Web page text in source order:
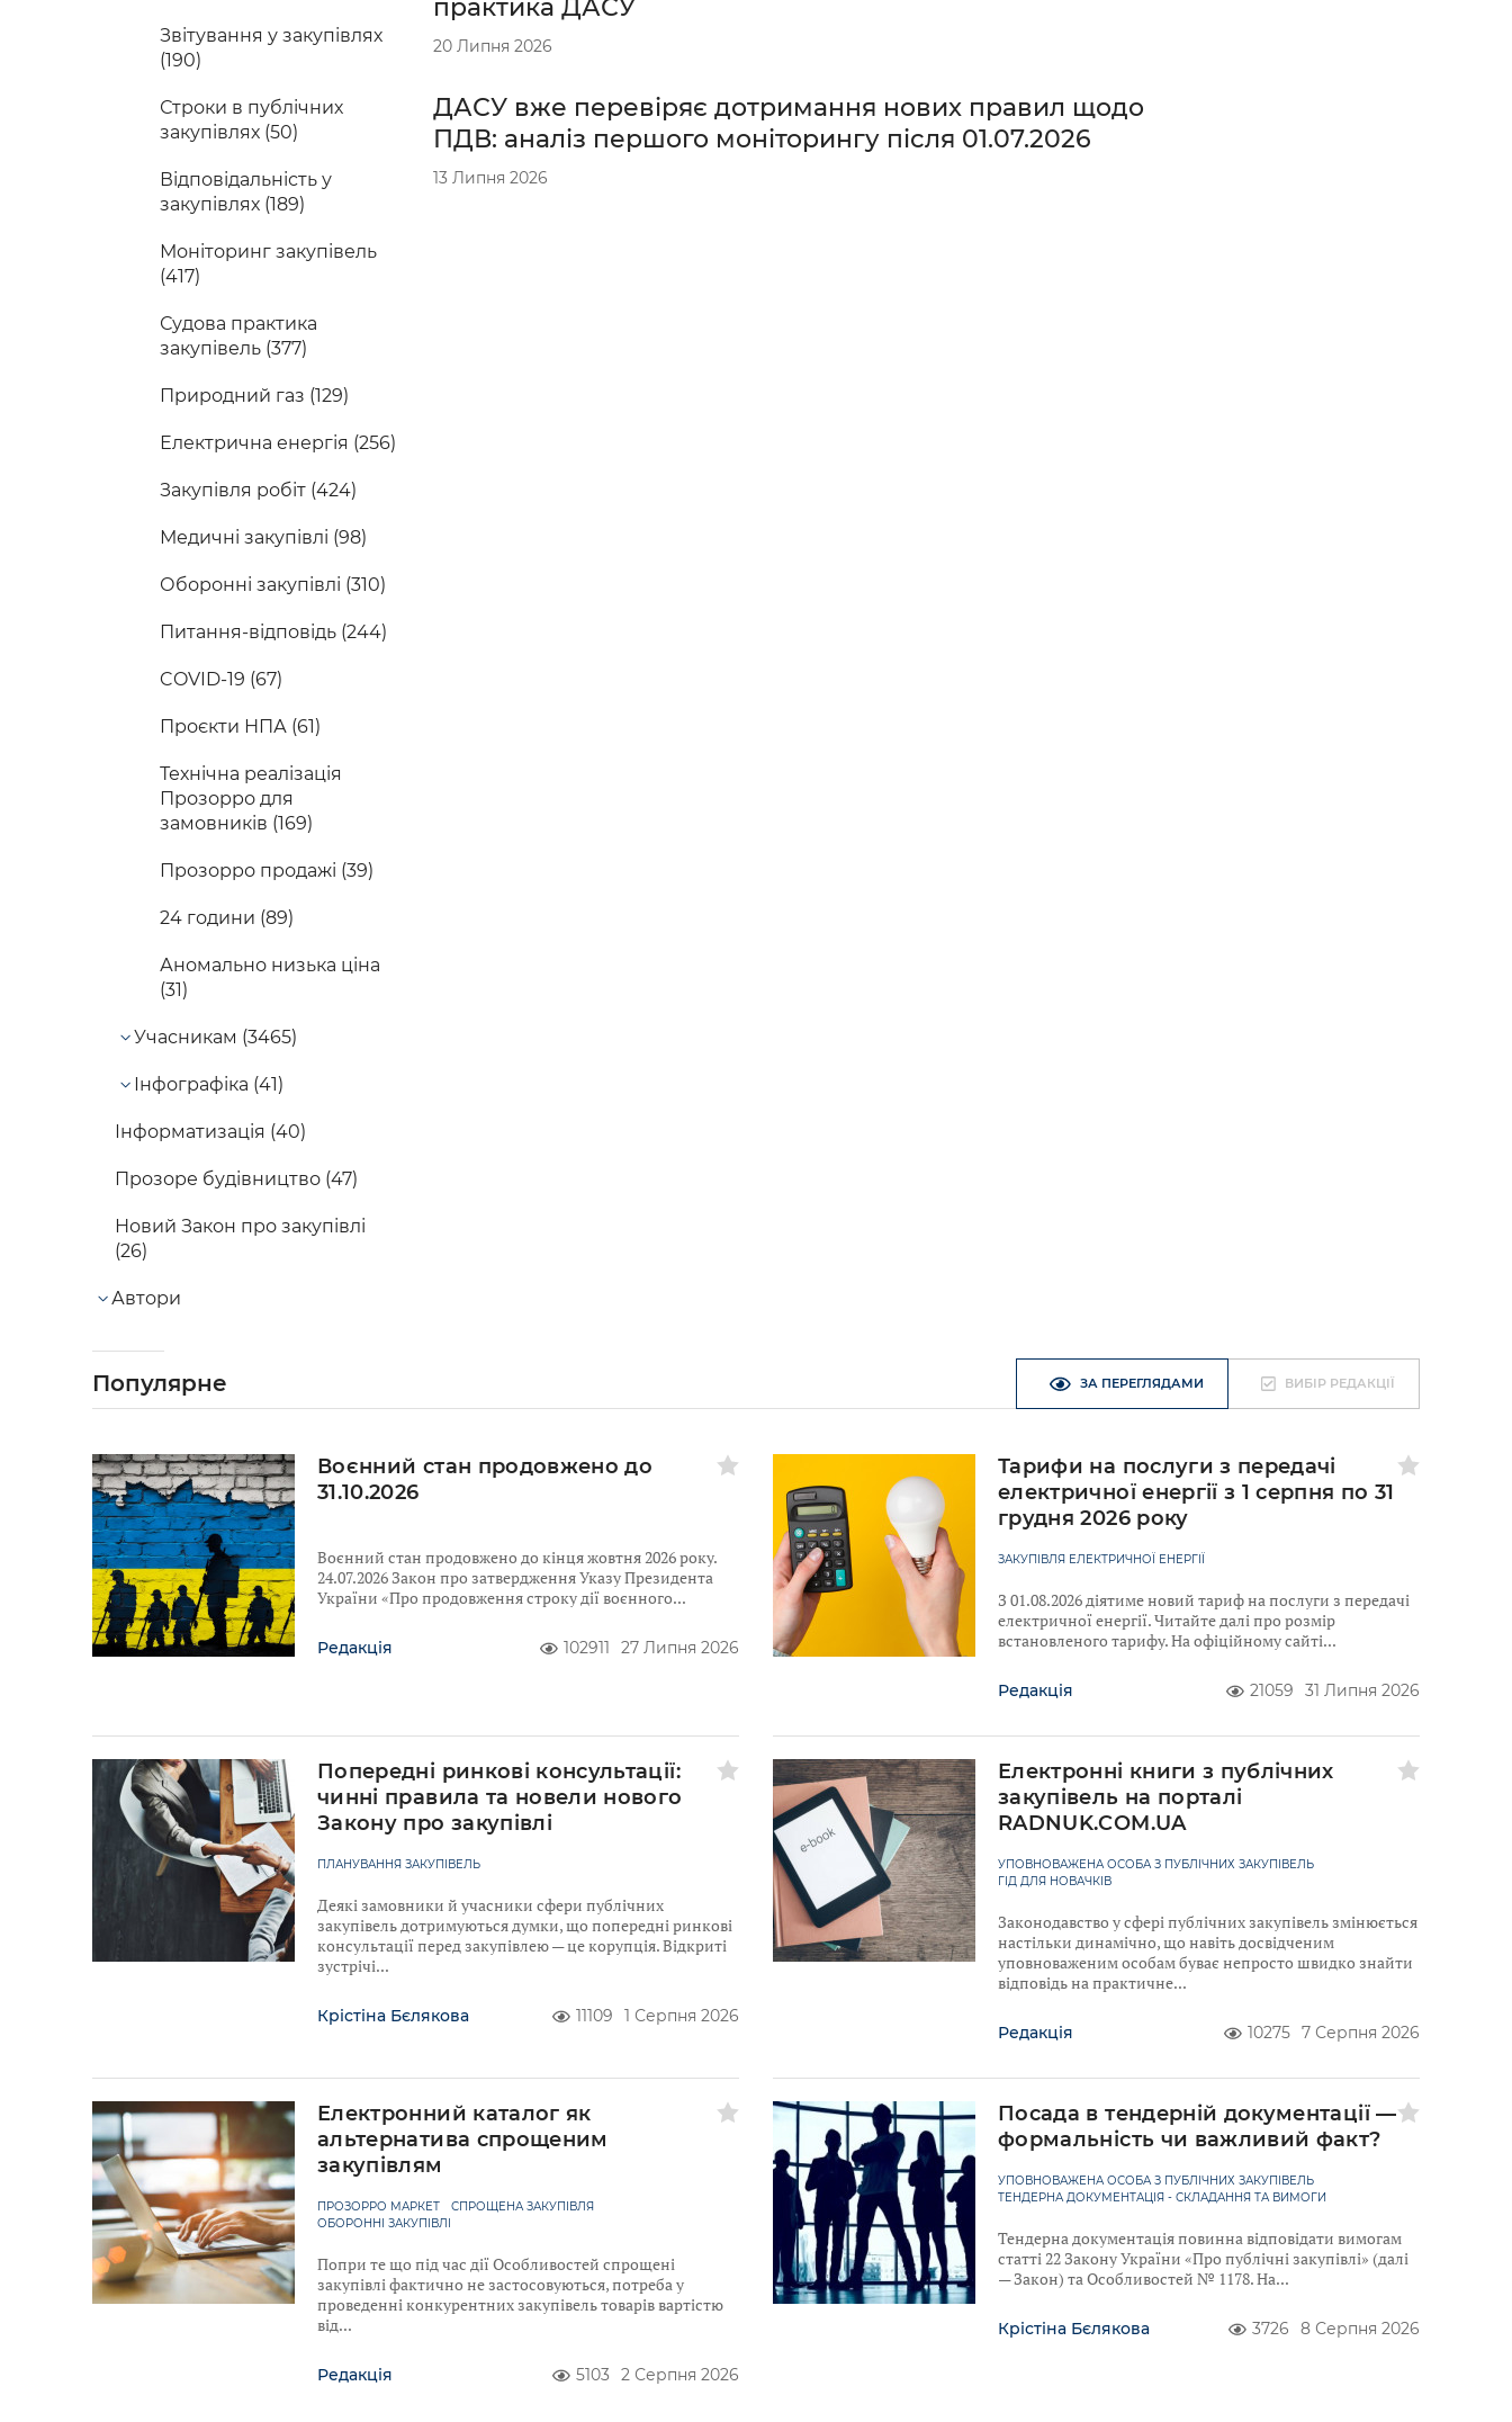
Звітування у закупівлях
(190)
Строки в публічних
закупівлях (50)
Відповідальність у
закупівлях (189)
Моніторинг закупівель
(417)
Судова практика
закупівель (377)
Природний газ (129)
Електрична енергія (256)
Закупівля робіт (424)
Медичні закупівлі (98)
Оборонні закупівлі (310)
Питання-відповідь (244)
COVID-19 (67)
Проєкти НПА (61)
Технічна реалізація
Прозорро для
замовників (169)
Прозорро продажі (39)
24 години (89)
Аномально низька ціна
(31)
Учасникам (3465)
Інфографіка (41)
Інформатизація (40)
Прозоре будівництво (47)
Новий Закон про закупівлі
(26)
Автори
практика ДАСУ
20 Липня 2026
ДАСУ вже перевіряє дотримання нових правил щодо
ПДВ: аналіз першого моніторингу після 01.07.2026
13 Липня 2026
Популярне ЗА ПЕРЕГЛЯДАМИ ВИБІР РЕДАКЦІЇ
Воєнний стан продовжено до
31.10.2026
Воєнний стан продовжено до кінця жовтня 2026 року.
24.07.2026 Закон про затвердження Указу Президента
України «Про продовження строку дії воєнного
Редакція 102911 27 Липня 2026
Тарифи на послуги з передачі
електричної енергії з 1 серпня по 31
грудня 2026 року
ЗАКУПІВЛЯ ЕЛЕКТРИЧНОЇ ЕНЕРГІЇ
З 01.08.2026 діятиме новий тариф на послуги з передачі
електричної енергії. Читайте далі про розмір
встановленого тарифу. На офіційному сайті
Редакція 21059 31 Липня 2026
Попередні ринкові консультації:
чинні правила та новели нового
Закону про закупівлі
ПЛАНУВАННЯ ЗАКУПІВЕЛЬ
Деякі замовники й учасники сфери публічних
закупівель дотримуються думки, що попередні ринкові
консультації перед закупівлею — це корупція. Відкриті
зустрічі
Крістіна Бєлякова 11109 1 Серпня 2026
Електронні книги з публічних
закупівель на порталі
RADNUK.COM.UA
УПОВНОВАЖЕНА ОСОБА З ПУБЛІЧНИХ ЗАКУПІВЕЛЬ
ГІД ДЛЯ НОВАЧКІВ
Законодавство у сфері публічних закупівель змінюється
настільки динамічно, що навіть досвідченим
уповноваженим особам буває непросто швидко знайти
відповідь на практичне
Редакція 10275 7 Серпня 2026
Електронний каталог як
альтернатива спрощеним
закупівлям
ПРОЗОРРО МАРКЕТ
СПРОЩЕНА ЗАКУПІВЛЯ
ОБОРОННІ ЗАКУПІВЛІ
Попри те що під час дії Особливостей спрощені
закупівлі фактично не застосовуються, потреба у
проведенні конкурентних закупівель товарів вартістю
від
Редакція 5103 2 Серпня 2026
Посада в тендерній документації —
формальність чи важливий факт?
УПОВНОВАЖЕНА ОСОБА З ПУБЛІЧНИХ ЗАКУПІВЕЛЬ
ТЕНДЕРНА ДОКУМЕНТАЦІЯ - СКЛАДАННЯ ТА ВИМОГИ
Тендерна документація повинна відповідати вимогам
статті 22 Закону України «Про публічні закупівлі» (далі
— Закон) та Особливостей № 1178. На
Крістіна Бєлякова 3726 8 Серпня 2026